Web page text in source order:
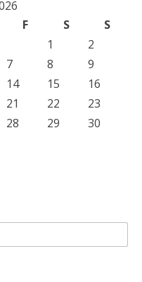
F S
S
1
2
7 8
9
14 15
16
21 22
23
28 29
30